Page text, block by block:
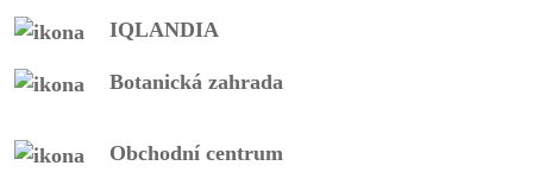
IQLANDIA
Botanická zahrada
Obchodní centrum